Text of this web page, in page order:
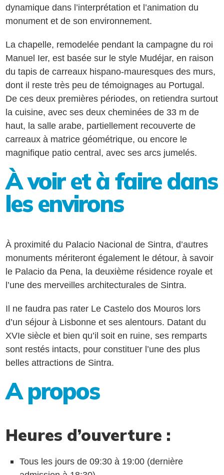
dynamique dans l’interprétation et l’animation du
monument et de son environnement.
La chapelle, remodelée pendant la campagne du roi
Manuel Ier, est basée sur le style Mudéjar, en raison
du tapis de carreaux hispano-mauresques des murs,
dont il reste très peu de témoignages au Portugal.
De ces deux premières périodes, on retiendra surtout
la cuisine, avec ses deux cheminées de 33 m de
haut, la salle arabe, partiellement recouverte de
carreaux à matrice géométrique, ou encore le
magnifique patio central, avec ses arcs jumelés.
À voir et à faire dans
les environs
À proximité du Palacio Nacional de Sintra, d’autres
monuments mériteront également le détour, à savoir
le Palacio da Pena, la deuxième résidence royale et
l’une des merveilles architecturales de Sintra.
Il ne faudra pas rater Le Castelo dos Mouros lors
d’un séjour à Lisbonne et ses alentours. Datant du
XVIe siècle et bien qu’il soit en ruine, ses remparts
sont restés intacts, pour constituer l’une des plus
belles attractions de Sintra.
A propos
Heures d’ouverture :
Tous les jours de 09:30 à 19:00 (dernière